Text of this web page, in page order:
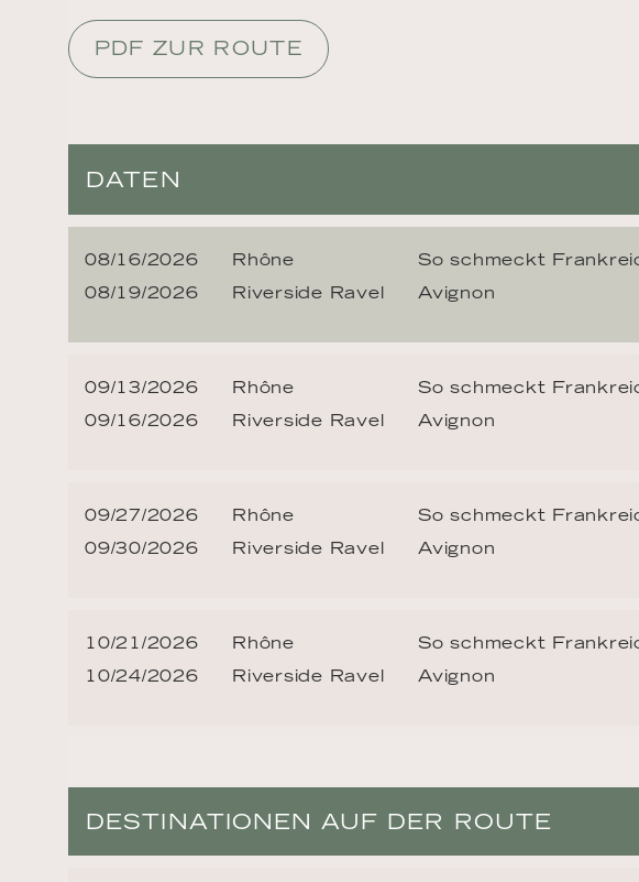
PDF ZUR ROUTE
DATEN
08/16/2026
08/19/2026
Rhône
Riverside Ravel
So schmeckt
Avignon
09/13/2026
09/16/2026
Rhône
Riverside Ravel
So schmeckt
Avignon
09/27/2026
09/30/2026
Rhône
Riverside Ravel
So schmeckt
Avignon
10/21/2026
10/24/2026
Rhône
Riverside Ravel
So schmeckt
Avignon
DESTINATIONEN AUF DER ROUTE